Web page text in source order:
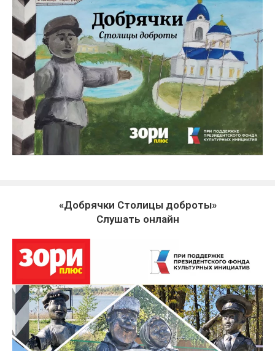
«Добрячки Столицы доброты»
Слушать онлайн